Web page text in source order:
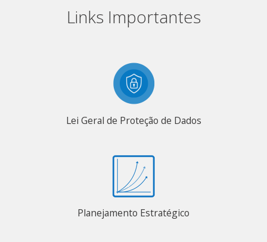
Links Importantes
Lei Geral de Proteção de Dados
Planejamento Estratégico